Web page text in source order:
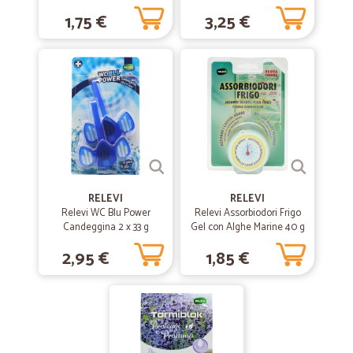
17/09/2020
Marina D.
Ottimo
Ottimo servizio, ottime tempistiche, prodotti validi
—Maria cristina L.
Sorpresa!
Servizio impeccabile! graditissimo il piccolo omaggio a sorpresa!
05/03/2020
—Maccanin T.
Veloci e tutto ok
Veloci e tutto ok
Marcello D.
Prodotto arrivato nei tempi stabiliti…
1,75 € 3,25 €
RELEVI
Relevi WC Blu Power
Candeggina 2 x 33 g
2,95 €
RELEVI
Relevi Assorbiodori Frigo
Gel con Alghe Marine 40 g
1,85 €